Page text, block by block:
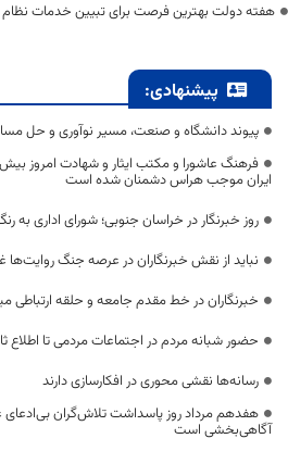
هفته دولت بهترین فرصت برای تبیین خدمات
پیشنهادی:
پیوند دانشگاه و صنعت، مسیر نوآوری و حل
فرهنگ عاشورا و مکتب ایثار و شهادت امروز
ایران موجب هراس دشمنان شده است
روز خبرنگار در خراسان جنوبی؛ شورای اداری به
نباید از نقش خبرنگاران در عرصه جنگ
خبرنگاران در خط مقدم جامعه و حلقه ارتباطی
حضور شبانه مردم در اجتماعات مردمی تا اطلاع
رسانه‌ها نقشی محوری در افکارسازی دارند
هفدهم مرداد روز پاسداشت تلاش‌گران بی‌ادعای
آگاهی‌بخشی است